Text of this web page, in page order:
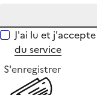
J'ai lu et j'accepte
du service
S'enregistrer